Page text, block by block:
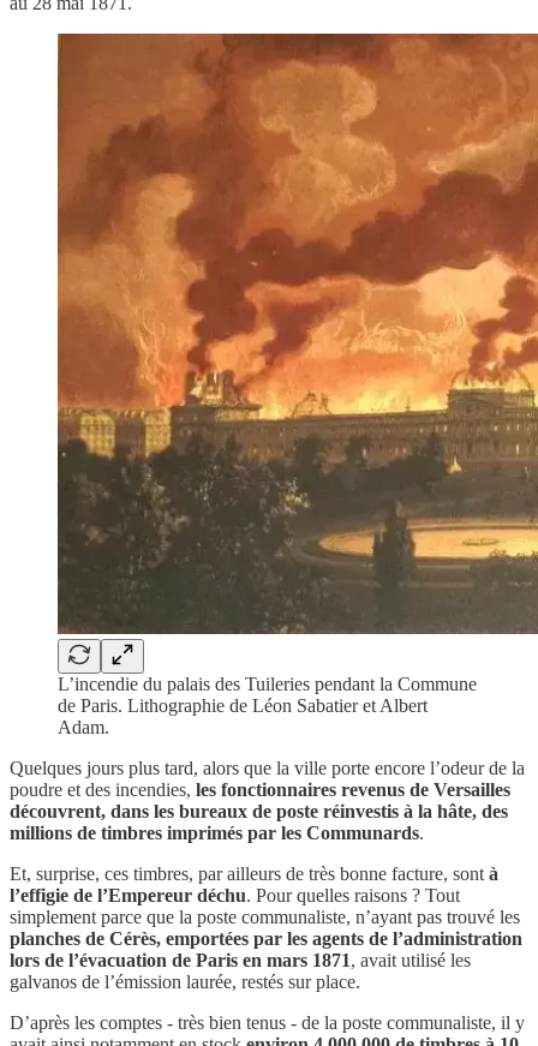
L’incendie du palais des Tuileries pendant la Commune
de Paris. Lithographie de Léon Sabatier et Albert
Adam.
Quelques jours plus tard, alors que la ville porte encore l’odeur de la
poudre et des incendies, les fonctionnaires revenus de Versailles
découvrent, dans les bureaux de poste réinvestis à la hâte, des
millions de timbres imprimés par les Communards.
Et, surprise, ces timbres, par ailleurs de très bonne facture, sont à
l’effigie de l’Empereur déchu. Pour quelles raisons ? Tout
simplement parce que la poste communaliste, n’ayant pas trouvé les
planches de Cérès, emportées par les agents de l’administration
lors de l’évacuation de Paris en mars 1871, avait utilisé les
galvanos de l’émission laurée, restés sur place.
D’après les comptes - très bien tenus - de la poste communaliste, il y